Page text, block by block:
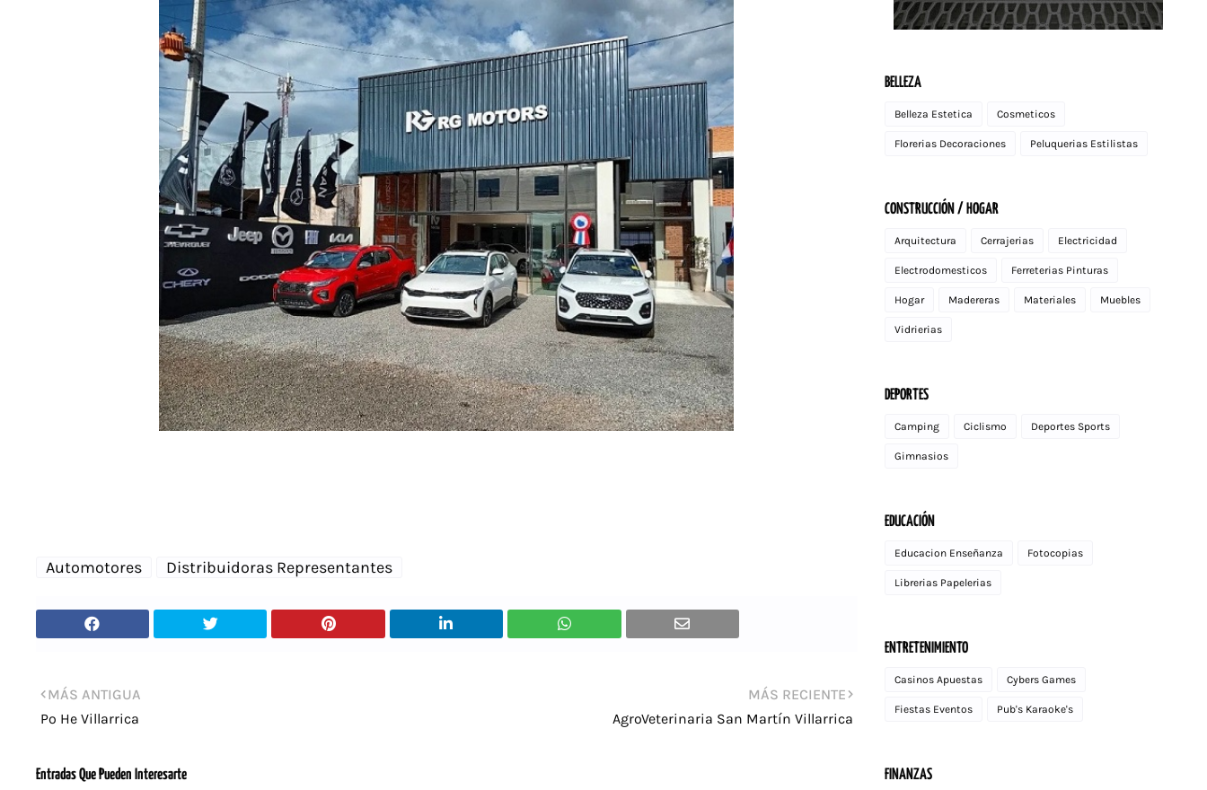
Automotores Distribuidoras Representantes
MÁS RECIENTE
AgroVeterinaria San Martín Villarrica
MÁS ANTIGUA
Po He Villarrica
Entradas Que Pueden Interesarte
BELLEZA
Belleza Estetica Cosmeticos
Florerias Decoraciones Peluquerias Estilistas
CONSTRUCCIÓN / HOGAR
Arquitectura Cerrajerias Electricidad
Electrodomesticos Ferreterias Pinturas
Hogar Madereras Materiales Muebles
Vidrierias
DEPORTES
Camping Ciclismo Deportes Sports
Gimnasios
EDUCACIÓN
Educacion Enseñanza Fotocopias
Librerias Papelerias
ENTRETENIMIENTO
Casinos Apuestas Cybers Games
Fiestas Eventos Pub's Karaoke's
FINANZAS